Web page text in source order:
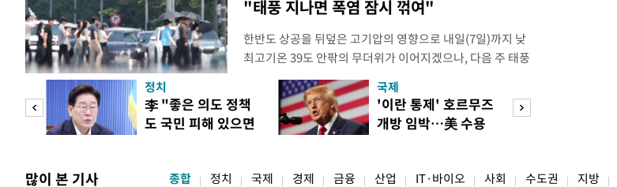
"태풍 지나면 폭염 잠시 꺾여"
한반도 상공을 뒤덮은 고기압의 영향으로 내일(7일)까지 낮
최고기온 39도 안팎의 무더위가 이어지겠으나, 다음 주 태풍
'돌핀'이 지나며 기압계가 재편되는 과정에서 폭염이 일시적
으로 주춤할 것으로 기상청은 내다봤다. 기상청은 6일 오전
정례 브리핑을 열고 이같이 밝혔다. 이광연 기상청 예보분석
관은 "상층까지 잘 연결된 고기압이 한반도에 자리잡고 있
정치
李 "좋은 의도 정책
도 국민 피해 있으면
국제
'이란 통제' 호르무즈
개방 임박…美 수용
많이 본 기사 종합 정치 국제 경제 금융 산업 IT·바이오 사회 수도권 지방